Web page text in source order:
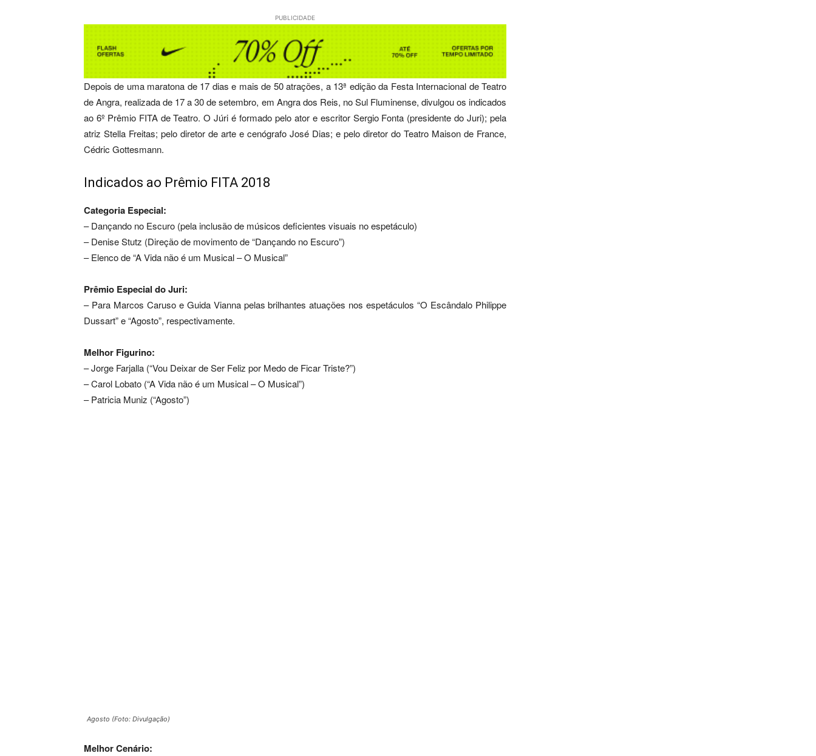
PUBLICIDADE
Depois de uma maratona de 17 dias e mais de 50 atrações, a 13ª edição da Festa Internacional de Teatro
de Angra, realizada de 17 a 30 de setembro, em Angra dos Reis, no Sul Fluminense, divulgou os indicados
ao 6º Prêmio FITA de Teatro. O Júri é formado pelo ator e escritor Sergio Fonta (presidente do Juri); pela
atriz Stella Freitas; pelo diretor de arte e cenógrafo José Dias; e pelo diretor do Teatro Maison de France,
Cédric Gottesmann.
Indicados ao Prêmio FITA 2018
Categoria Especial:
– Dançando no Escuro (pela inclusão de músicos deficientes visuais no espetáculo)
– Denise Stutz (Direção de movimento de “Dançando no Escuro”)
– Elenco de “A Vida não é um Musical – O Musical”
Prêmio Especial do Juri:
– Para Marcos Caruso e Guida Vianna pelas brilhantes atuações nos espetáculos “O Escândalo Philippe
Dussart” e “Agosto”, respectivamente.
Melhor Figurino:
– Jorge Farjalla (“Vou Deixar de Ser Feliz por Medo de Ficar Triste?”)
– Carol Lobato (“A Vida não é um Musical – O Musical”)
– Patricia Muniz (“Agosto”)
Agosto (Foto: Divulgação)
Melhor Cenário: